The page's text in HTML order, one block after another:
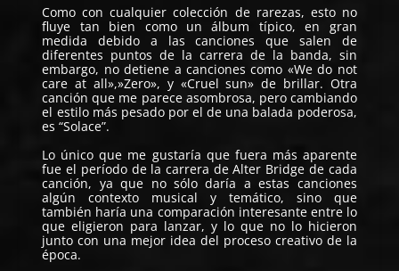
Como con cualquier colección de rarezas, esto no
fluye tan bien como un álbum típico, en gran
medida debido a las canciones que salen de
diferentes puntos de la carrera de la banda, sin
embargo, no detiene a canciones como «We do not
care at all»,»Zero», y «Cruel sun» de brillar. Otra
canción que me parece asombrosa, pero cambiando
el estilo más pesado por el de una balada poderosa,
es “Solace”.
Lo único que me gustaría que fuera más aparente
fue el período de la carrera de Alter Bridge de cada
canción, ya que no sólo daría a estas canciones
algún contexto musical y temático, sino que
también haría una comparación interesante entre lo
que eligieron para lanzar, y lo que no lo hicieron
junto con una mejor idea del proceso creativo de la
época.